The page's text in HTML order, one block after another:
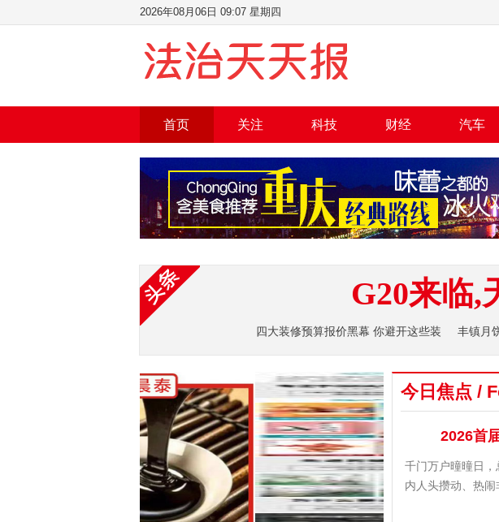
2026年08月06日 09:07 星期四
首页 关注 科技 财经 汽车
G20来临,
四大装修预算报价黑幕 你避开这些装
修
丰镇月
今日焦点 /
2026首
千门万户曈曈日
内人头攒动、热闹